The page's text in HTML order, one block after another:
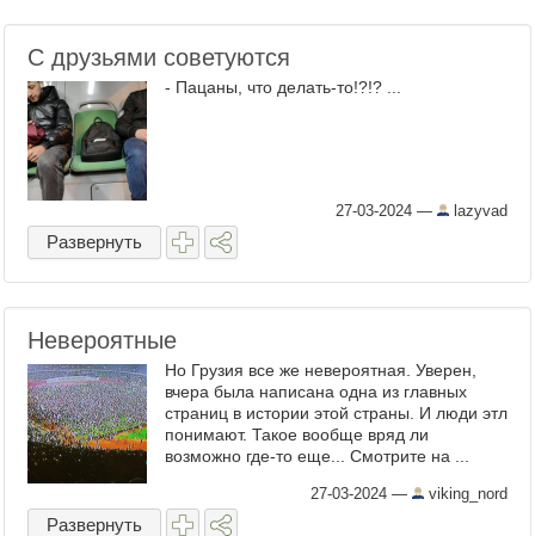
С друзьями советуются
- Пацаны, что делать-то!?!? ...
27-03-2024 — lazyvad
Развернуть
Невероятные
Но Грузия все же невероятная. Уверен,
вчера была написана одна из главных
страниц в истории этой страны. И люди этл
понимают. Такое вообще вряд ли
возможно где-то еще... Смотрите на ...
27-03-2024 — viking_nord
Развернуть